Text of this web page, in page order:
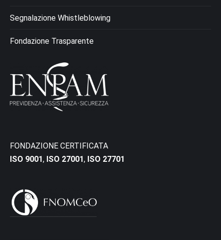
Segnalazione Whistleblowing
Fondazione Trasparente
FONDAZIONE CERTIFICATA
ISO 9001, ISO 27001, ISO 27701